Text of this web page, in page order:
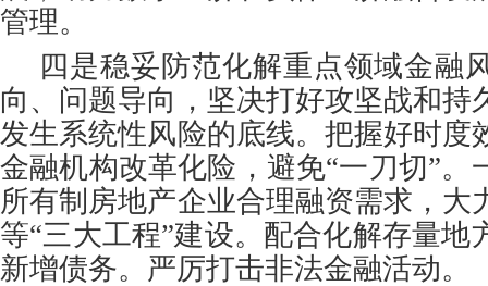
管理。
四是稳妥防范化解重点领域金融
向、问题导向，坚决打好攻坚战和持
发生系统性风险的底线。把握好时度
金融机构改革化险，避免“一刀切”。
所有制房地产企业合理融资需求，大
等“三大工程”建设。配合化解存量地
新增债务。严厉打击非法金融活动。